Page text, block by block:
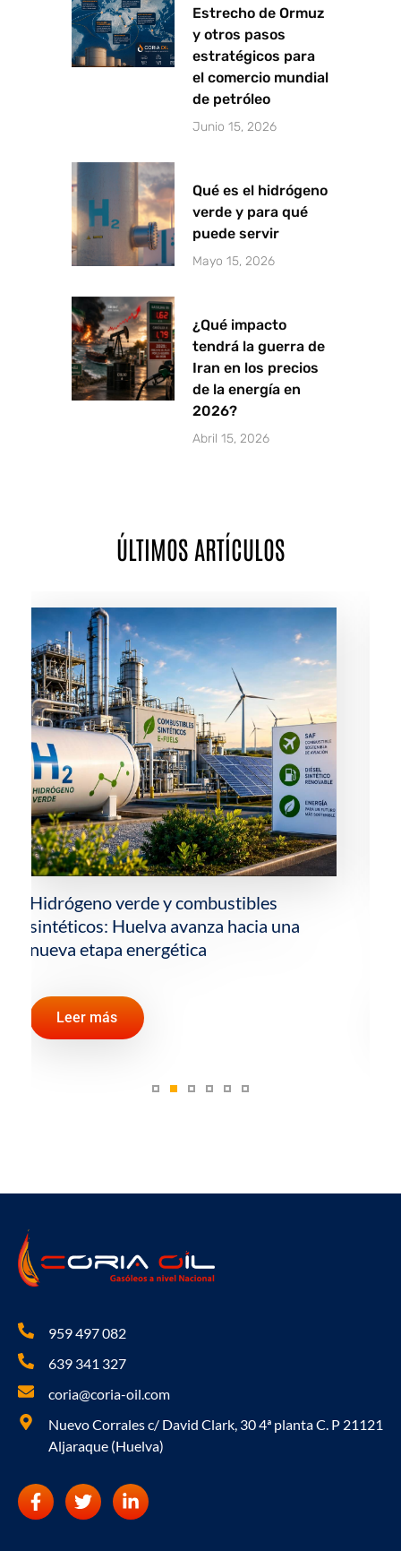
Estrecho de Ormuz
y otros pasos
estratégicos para
el comercio mundial
de petróleo
Junio 15, 2026
Qué es el hidrógeno
verde y para qué
puede servir
Mayo 15, 2026
¿Qué impacto
tendrá la guerra de
Iran en los precios
de la energía en
2026?
Abril 15, 2026
ÚLTIMOS ARTÍCULOS
La importancia del Estrecho de Ormuz y
otros pasos estratégicos para el
comercio mundial de petróleo
Leer más
959 497 082
639 341 327
coria@coria-oil.com
Nuevo Corrales c/ David Clark, 30 4ª planta C. P 21121
Aljaraque (Huelva)
F
a
T
w
L
i